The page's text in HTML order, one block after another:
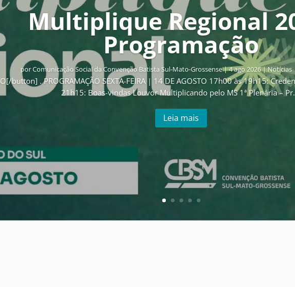
Multiplique Regional
Programação
porComunicação Social da Convenção Batista Sul-Mato-Grossense|4 ago 2026|Notícias
O[/button] . PROGRAMAÇÃO SEXTA-FEIRA | 14 DE AGOSTO 17h00 às 19h15:
21h15: Boas-vindas Louvor Multiplicando pelo MS 1ª Plenária –
Leia mais